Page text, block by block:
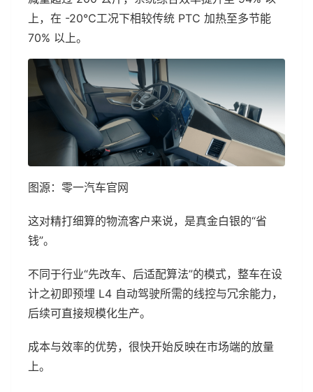
上，在 -20℃工况下相较传统 PTC 加热至多节能
70% 以上。
图源：零一汽车官网
这对精打细算的物流客户来说，是真金白银的“省
钱”。
不同于行业“先改车、后适配算法”的模式，整车在设
计之初即预埋 L4 自动驾驶所需的线控与冗余能力，
后续可直接规模化生产。
成本与效率的优势，很快开始反映在市场端的放量
上。